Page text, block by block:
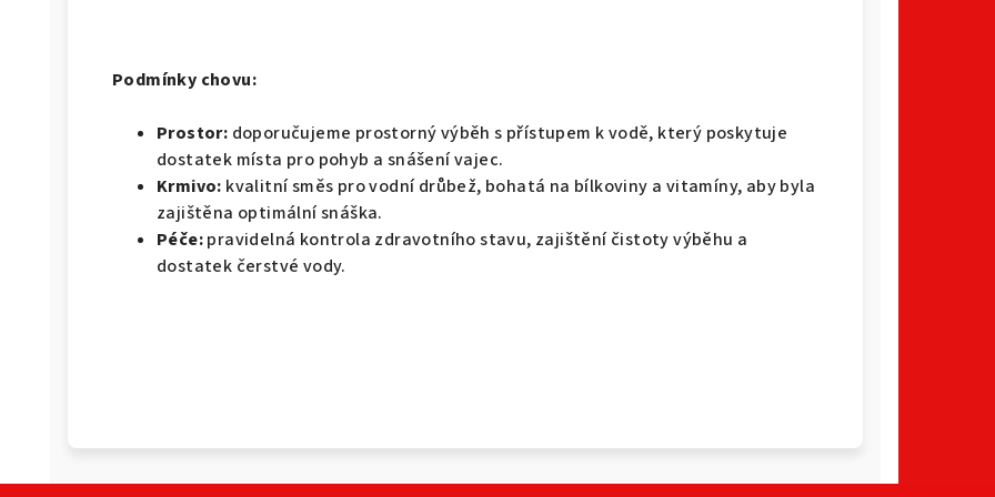
Podmínky chovu:
Prostor: doporučujeme prostorný výběh s přístupem k vodě, který poskytuje
dostatek místa pro pohyb a snášení vajec.
Krmivo: kvalitní směs pro vodní drůbež, bohatá na bílkoviny a vitamíny, aby byla
zajištěna optimální snáška.
Péče:pravidelná kontrola zdravotního stavu, zajištění čistoty výběhu a
dostatek čerstvé vody.